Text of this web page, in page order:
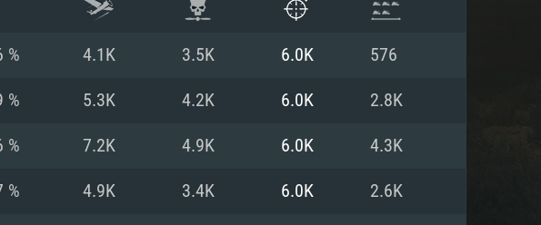
% 4.1K 3.5K 6.0K 576
% 5.3K 4.2K 6.0K 2.8K
% 7.2K 4.9K 6.0K 4.3K
% 4.9K 3.4K 6.0K 2.6K